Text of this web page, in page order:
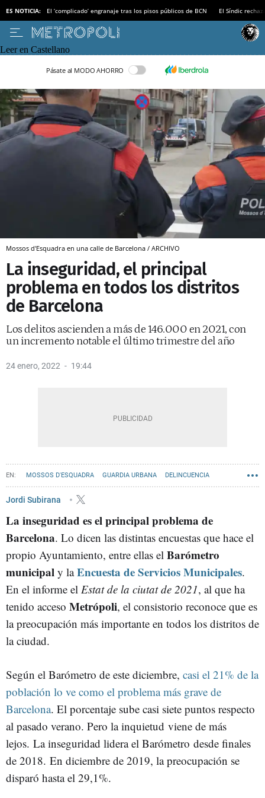
ES NOTICIA: El ‘complicado’ engranaje tras los pisos públicos de BCN El Síndic
Leer en Castellano
Pásate al MODO AHORRO
Mossos d'Esquadra en una calle de Barcelona / ARCHIVO
La inseguridad, el principal
problema en todos los distritos
de Barcelona
Los delitos ascienden a más de 146.000 en 2021, con
un incremento notable el último trimestre del año
24 enero, 2022 19:44
MOSSOS D'ESQUADRA GUARDIA URBANA DELINCUENCIA
AGRESIONES ROBOS
Jordi Subirana
La inseguridad es el principal problema de
Barcelona. Lo dicen las distintas encuestas que hace el
propio Ayuntamiento, entre ellas el Barómetro
municipal y laEncuesta de Servicios Municipales.
En el informe el Estat de la ciutat de 2021, al que ha
tenido acceso Metrópoli, el consistorio reconoce que es
la preocupación más importante en todos los distritos de
la ciudad.
Según el Barómetro de este diciembre, casi el 21% de la
población lo ve como el problema más grave de
Barcelona. El porcentaje sube casi siete puntos respecto
al pasado verano. Pero la inquietud viene de más
lejos. La inseguridad lidera el Barómetro desde finales
de 2018. En diciembre de 2019, la preocupación se
disparó hasta el 29,1%.